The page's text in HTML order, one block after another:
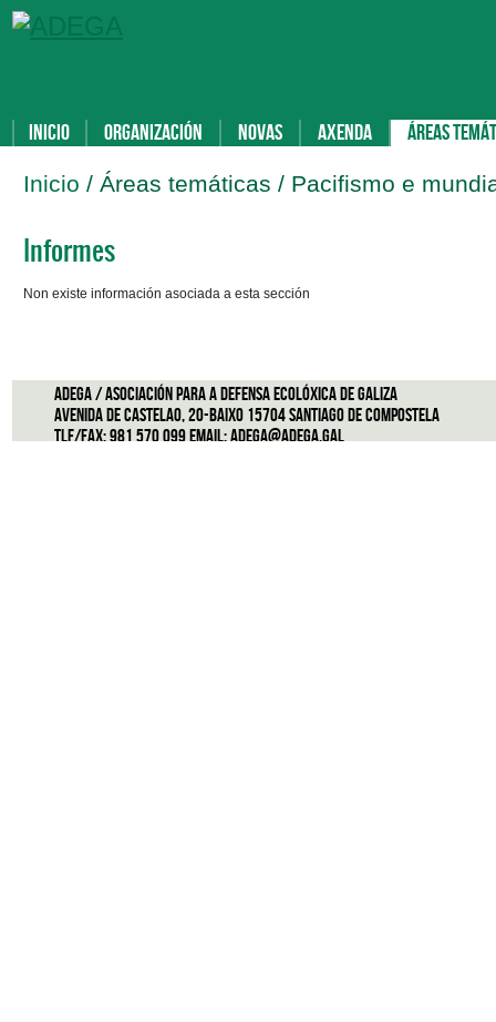
Inicio Organización Novas Axenda Áreas
Inicio / Áreas temáticas / Pacifismo e
Informes
Non existe información asociada a esta sección
ADEGA / Asociación para a defensa ecolóxica de Galiza
Avenida de Castelao, 20-Baixo 15704 Santiago de Compostela
Tlf/Fax: 981 570 099 Email:adega@adega.gal